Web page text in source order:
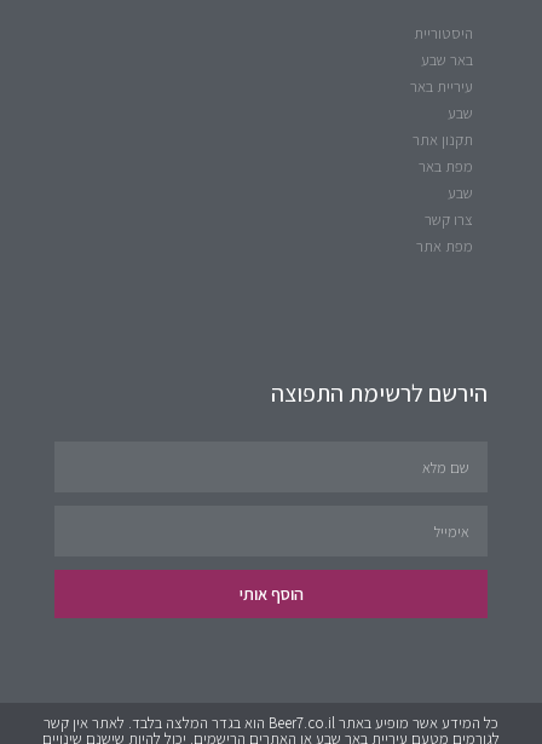
היסטוריית
באר שבע
עיריית באר
שבע
תקנון אתר
מפת באר
שבע
צרו קשר
מפת אתר
הירשם לרשימת התפוצה
הוסף אותי
כל המידע אשר מופיע באתר Beer7.co.il הוא בגדר המלצה בלבד. לאתר אין קשר
לגורמים מטעם עיריית באר שבע או האתרים הרישמים. יכול להיות שישנם שינויים